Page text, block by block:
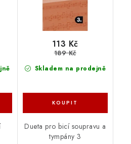
Skladem na prodejně
113 Kč
189 Kč
Dueta pro bicí soupravu a
tympány 3